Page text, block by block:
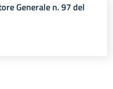
Generale n. 97 del